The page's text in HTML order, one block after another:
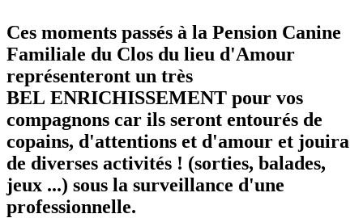
Ces moments passés à la Pension Canine
Familiale du Clos du lieu d'Amour
représenteront un très
BEL ENRICHISSEMENT pour vos
compagnons car ils seront entourés de
copains, d'attentions et d'amour et jouira
de diverses activités ! (sorties, balades,
jeux ...) sous la surveillance d'une
professionnelle.